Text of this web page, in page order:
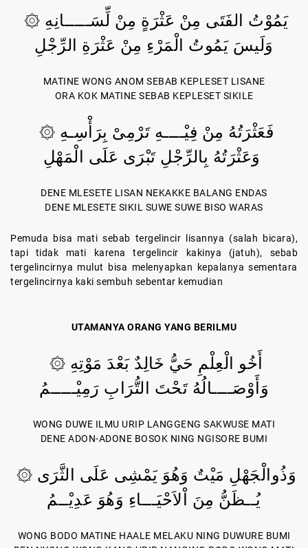
يَمُوْتُ الفَتَى مِنْ عَثْرَةٍ مِنْ لِّسَـــــانِهِ ۞
وَلَيسَ يَمُوتُ الْمَرْءِ مِنْ عَثْرَةِ الرِّجْلِ
MATINE WONG ANOM SEBAB KEPLESET LISANE
ORA KOK MATINE SEBAB KEPLESET SIKILE
DENE MLESETE LISAN NEKAKKE BALANG ENDAS
DENE MLESETE SIKIL SUWE SUWE BISO WARAS
Pemuda bisa mati sebab tergelincir lisannya (salah bicara),
tapi tidak mati karena tergelincir kakinya (jatuh), sebab
tergelincirnya mulut bisa melenyapkan kepalanya sementara
tergelincirnya kaki sembuh sebentar kemudian
UTAMANYA ORANG YANG BERILMU
وَأَوْصَــــالُهُ تَحْتَ التُّرَابِ رَمِيْـــــمُ
WONG DUWE ILMU URIP LANGGENG SAKWUSE MATI
DENE ADON-ADONE BOSOK NING NGISORE BUMI
يُــظَنُّ مِنَ اْلاَحْيَـــاءِ وَهُوَ عَدِيْــمُ
WONG BODO MATINE HAALE MELAKU NING DUWURE BUMI